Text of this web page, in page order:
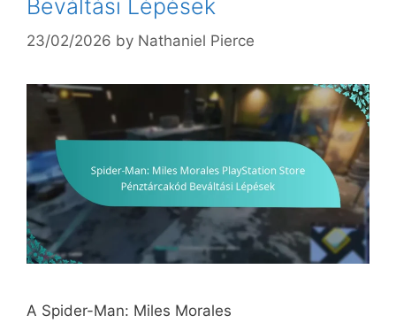
Beváltási Lépések
23/02/2026 by Nathaniel Pierce
A Spider-Man: Miles Morales